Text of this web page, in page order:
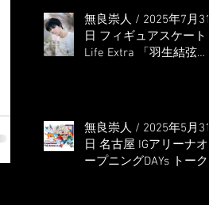
無良崇人 / 2025年7月31
日 フィギュアスケート
Life Extra 「羽生結弦
無良崇人 / 2025年5月31
日 名古屋 IGアリーナオ
ープニングDAYs トーク